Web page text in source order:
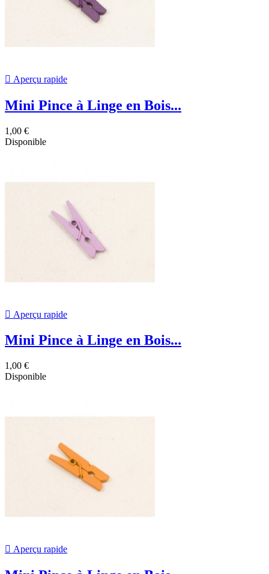
 Aperçu rapide
Mini Pince à Linge en Bois...
1,00 €
Disponible
 Aperçu rapide
Mini Pince à Linge en Bois...
1,00 €
Disponible
 Aperçu rapide